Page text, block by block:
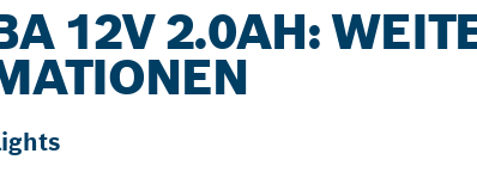
12V 2.0AH: